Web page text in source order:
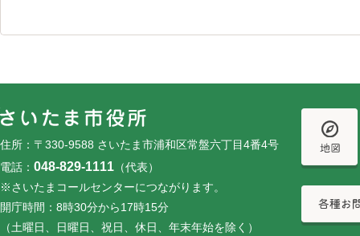
住所：〒330-9588 さいたま市浦和区常盤六丁目4番4号
電話： 048-829-1111 （代表）
※さいたまコールセンターにつながります。
開庁時間：8時30分から17時15分
（土曜日、日曜日、祝日、休日、年末年始を除く）